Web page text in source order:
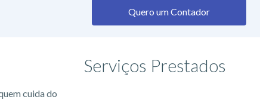
Quero um Contador
cuida do
Serviços Prestados